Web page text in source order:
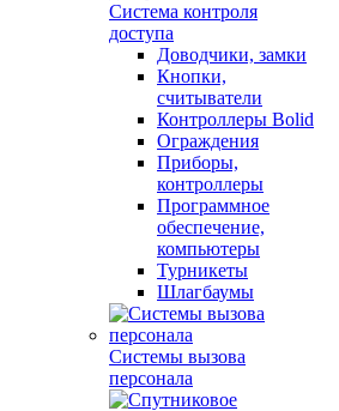
Система контроля
доступа
Доводчики, замки
Кнопки,
считыватели
Контроллеры Bolid
Ограждения
Приборы,
контроллеры
Программное
обеспечение,
компьютеры
Турникеты
Шлагбаумы
Системы вызова
персонала